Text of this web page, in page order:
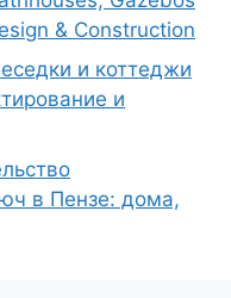
& Construction
и коттеджи
и
в Пензе: дома,